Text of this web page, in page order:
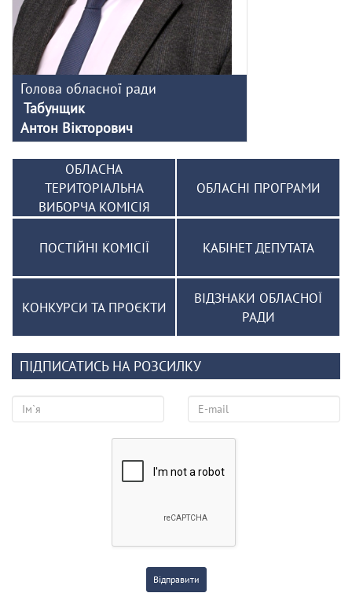
Голова обласної ради
Табунщик
Антон Вікторович
ОБЛАСНА
ТЕРИТОРІАЛЬНА
ВИБОРЧА КОМІСІЯ
ОБЛАСНІ ПРОГРАМИ
ПОСТІЙНІ КОМІСІЇ КАБІНЕТ ДЕПУТАТА
КОНКУРСИ ТА ПРОЄКТИ
ВІДЗНАКИ ОБЛАСНОЇ
РАДИ
ПІДПИСАТИСЬ НА РОЗСИЛКУ
Відправити